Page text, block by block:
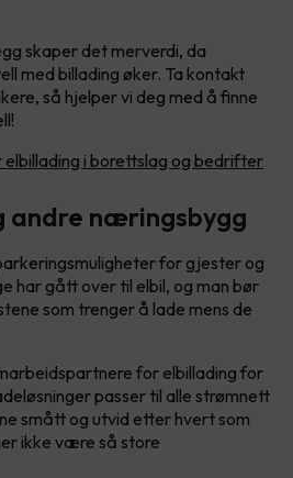
skaper det merverdi, da
med billading øker. Ta kontakt
så hjelper vi deg med å finne
i borettslag og bedrifter
andre næringsbygg
for gjester og
har gått over til elbil, og man bør
som trenger å lade mens de
for elbillading for
passer til alle strømnett
smått og utvid etter hvert som
ikke være så store